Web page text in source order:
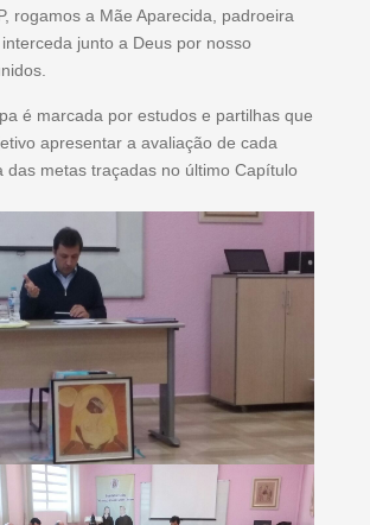
rogamos a Mãe Aparecida, padroeira
junto a Deus por nosso
é marcada por estudos e partilhas que
apresentar a avaliação de cada
das metas traçadas no último Capítulo